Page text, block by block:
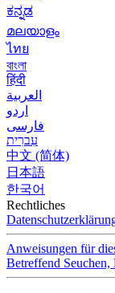
ಕನ್ನಡ
മലയാളം
ไทย
বাংলা
हिंदी
العربية
اردو
فارسی
עִברִית
中文 (简体)
日本語
한국어
Rechtliches
Anweisungen für
Betreffend Seuchen,